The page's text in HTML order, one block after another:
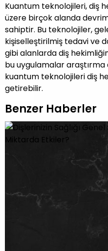
Kuantum teknolojileri, diş
üzere birçok alanda
sahiptir. Bu teknolojiler,
kişiselleştirilmiş tedavi ve
gibi alanlarda diş
bu uygulamalar araştırma
kuantum teknolojileri diş
getirebilir.
Benzer Haberler